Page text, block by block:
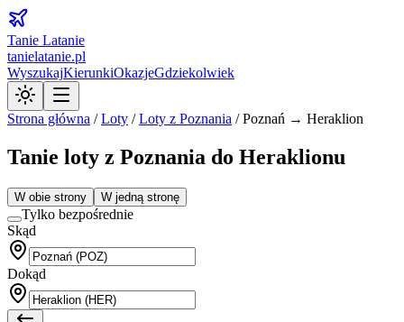
Tanie Latanie
tanielatanie.pl
WyszukajKierunkiOkazjeGdziekolwiek
Strona główna /Loty /Loty z Poznania /Poznań → Heraklion
Tanie loty z Poznania do Heraklionu
W obie strony W jedną stronę
Tylko bezpośrednie
Skąd
Dokąd